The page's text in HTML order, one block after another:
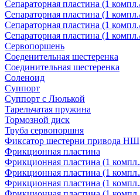
Сепараторная пластина (1
Сепараторная пластина (1
Сепараторная пластина (1
Сепараторная пластина (1
Сервопоршень
Соеденительная шестеренка
Соединительная шестеренка
Соленоид
Суппорт
Суппорт с Люлькой
Тарельчатая пружина
Тормозной диск
Труба сервопоршня
Фиксатор шестерни привода НШ
Фрикционная пластина
Фрикционная пластина (1
Фрикционная пластина (1
Фрикционная пластина (1